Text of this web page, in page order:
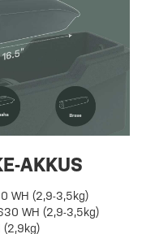
AKKUS
WH (2,9-3,5kg)
WH (2,9-3,5kg)
(2,9kg)